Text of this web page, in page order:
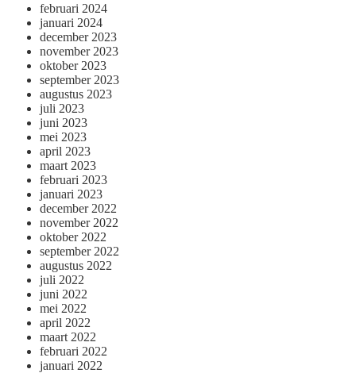
februari 2024
januari 2024
december 2023
november 2023
oktober 2023
september 2023
augustus 2023
juli 2023
juni 2023
mei 2023
april 2023
maart 2023
februari 2023
januari 2023
december 2022
november 2022
oktober 2022
september 2022
augustus 2022
juli 2022
juni 2022
mei 2022
april 2022
maart 2022
februari 2022
januari 2022